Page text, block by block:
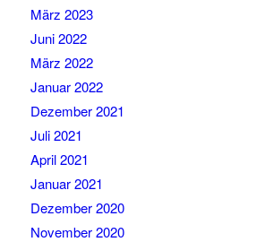
März 2023
Juni 2022
März 2022
Januar 2022
Dezember 2021
Juli 2021
April 2021
Januar 2021
Dezember 2020
November 2020